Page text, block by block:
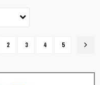
2 3 4 5